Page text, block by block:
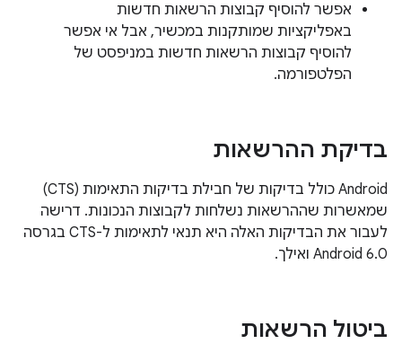
אפשר להוסיף קבוצות הרשאות חדשות
באפליקציות שמותקנות במכשיר, אבל אי אפשר
להוסיף קבוצות הרשאות חדשות במניפסט של
הפלטפורמה.
בדיקת ההרשאות
Android כולל בדיקות של חבילת בדיקות התאימות (CTS)
שמאשרות שההרשאות נשלחות לקבוצות הנכונות. דרישה
לעבור את הבדיקות האלה היא תנאי לתאימות ל-CTS בגרסה
Android 6.0 ואילך.
ביטול הרשאות